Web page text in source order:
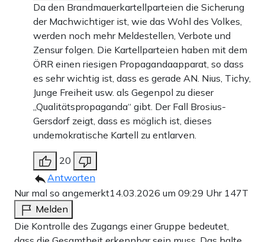
Da den Brandmauerkartellparteien die Sicherung
der Machwichtiger ist, wie das Wohl des Volkes,
werden noch mehr Meldestellen, Verbote und
Zensur folgen. Die Kartellparteien haben mit dem
ÖRR einen riesigen Propagandaapparat, so dass
es sehr wichtig ist, dass es gerade AN. Nius, Tichy,
Junge Freiheit usw. als Gegenpol zu dieser
„Qualitätspropaganda“ gibt. Der Fall Brosius-
Gersdorf zeigt, dass es möglich ist, dieses
undemokratische Kartell zu entlarven.
20
Antworten
Nur mal so angemerkt14.03.2026 um 09:29 Uhr 147T
Melden
Die Kontrolle des Zugangs einer Gruppe bedeutet,